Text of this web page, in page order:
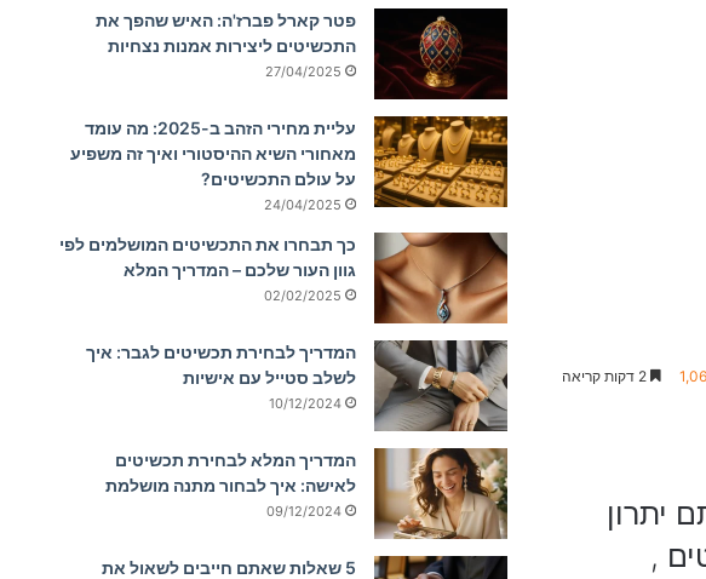
2 דקות קריאה
יתרון
,
פטר קארל פברז'ה: האיש שהפך את
התכשיטים ליצירות אמנות נצחיות
27/04/2025
עליית מחירי הזהב ב-2025: מה עומד
מאחורי השיא ההיסטורי ואיך זה משפיע
על עולם התכשיטים?
24/04/2025
כך תבחרו את התכשיטים המושלמים לפי
גוון העור שלכם – המדריך המלא
02/02/2025
המדריך לבחירת תכשיטים לגבר: איך
לשלב סטייל עם אישיות
10/12/2024
המדריך המלא לבחירת תכשיטים
לאישה: איך לבחור מתנה מושלמת
09/12/2024
5 שאלות שאתם חייבים לשאול את